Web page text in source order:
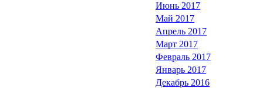
Июнь 2017
Май 2017
Апрель 2017
Март 2017
Февраль 2017
Январь 2017
Декабрь 2016